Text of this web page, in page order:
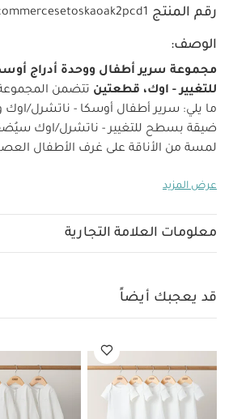
رقم المنتج
الوصف:
مجموعة سرير أطفال ووحدة أدراج
للتغيير - اوك، قطعتين تتضمن
ما يلي: سرير أطفال أوسكا - ناتشرل/اوك
ضيقة بسطح للتغيير - ناتشرل/اوك
لمسة من الأناقة على غرف الأطفال
نمو طفلكِ الصغير من الولادة وحتى مرحلة
للأطفال بسن المشي. تضفي ألوانه
مضلعة للمسة عصرية.
الاسكندنافي والياباني الأنيق.
تصميم عصري مستوحى من
والياباني. تفاصيل خشبية أنيقة ومضلعة.
خشب البلوط الطبيعي.
معلومات
المهد:147 × 75.5 × 85.7 سم وضعية
عرض المزيد
معلومات العلامة التجارية
قد يعجبك أيضاً